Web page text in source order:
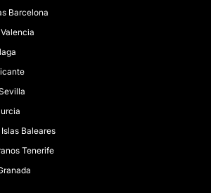
de los dientes es importantísima para
social y estéticamente adecuado.
y bonitos son la mejor tarjeta de
Barcelona
Baleares
Tenerife